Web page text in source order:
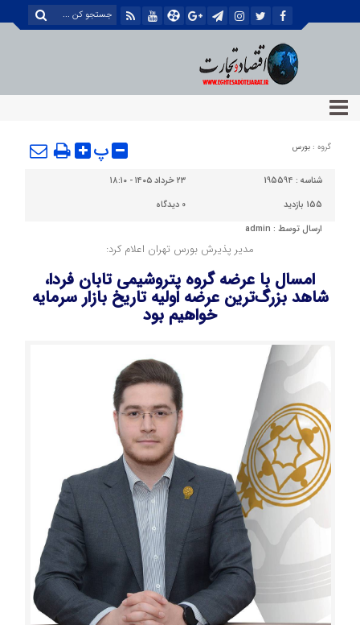
گروه : بورس پ
شناسه : 195594
۲۳ خرداد ۱۴۰۵ - ۱۸:۱۰
155 بازدید
0 دیدگاه
ارسال توسط : admin
مدیر پذیرش بورس تهران اعلام کرد:
امسال با عرضه گروه پتروشیمی تابان فردا،
شاهد بزرگ‌ترین عرضه اولیه تاریخ بازار سرمایه
خواهیم بود